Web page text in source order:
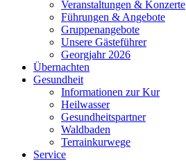
Veranstaltungen & Konzerte
Führungen & Angebote
Gruppenangebote
Unsere Gästeführer
Georgjahr 2026
Übernachten
Gesundheit
Informationen zur Kur
Heilwasser
Gesundheitspartner
Waldbaden
Terrainkurwege
Service